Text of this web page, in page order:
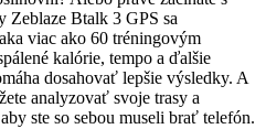
Zeblaze Btalk 3 GPS sa
viac ako 60 tréningovým
kalórie, tempo a ďalšie
dosahovať lepšie výsledky. A
analyzovať svoje trasy a
ste so sebou museli brať telefón.